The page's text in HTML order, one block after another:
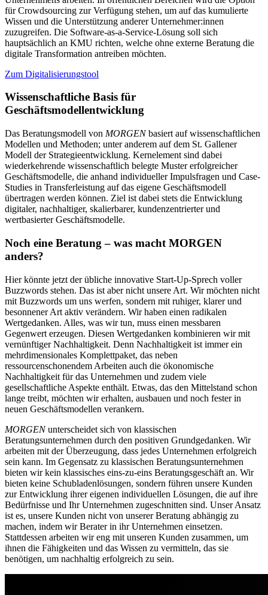
für Crowdsourcing zur Verfügung stehen, um auf das kumulierte
Wissen und die Unterstützung anderer Unternehmer:innen
zuzugreifen. Die Software-as-a-Service-Lösung soll sich
hauptsächlich an KMU richten, welche ohne externe Beratung die
digitale Transformation antreiben möchten.
Zum Digitalisierungstool
Wissenschaftliche Basis für
Geschäftsmodellentwicklung
Das Beratungsmodell von MORGENbasiert auf wissenschaftlichen
Modellen und Methoden; unter anderem auf dem St. Gallener
Modell der Strategieentwicklung. Kernelement sind dabei
wiederkehrende wissenschaftlich belegte Muster erfolgreicher
Geschäftsmodelle, die anhand individueller Impulsfragen und Case-
Studies in Transferleistung auf das eigene Geschäftsmodell
übertragen werden können. Ziel ist dabei stets die Entwicklung
digitaler, nachhaltiger, skalierbarer, kundenzentrierter und
wertbasierter Geschäftsmodelle.
Noch eine Beratung – was macht MORGEN
anders?
Hier könnte jetzt der übliche innovative Start-Up-Sprech voller
Buzzwords stehen. Das ist aber nicht unsere Art. Wir möchten nicht
mit Buzzwords um uns werfen, sondern mit ruhiger, klarer und
besonnener Art aktiv verändern. Wir haben einen radikalen
Wertgedanken. Alles, was wir tun, muss einen messbaren
Gegenwert erzeugen. Diesen Wertgedanken kombinieren wir mit
vernünftiger Nachhaltigkeit. Denn Nachhaltigkeit ist immer ein
mehrdimensionales Komplettpaket, das neben
ressourcenschonendem Arbeiten auch die ökonomische
Nachhaltigkeit für das Unternehmen und zudem viele
gesellschaftliche Aspekte enthält. Etwas, das den Mittelstand schon
lange treibt, möchten wir erhalten, ausbauen und noch fester in
neuen Geschäftsmodellen verankern.
MORGENunterscheidet sich von klassischen
Beratungsunternehmen durch den positiven Grundgedanken. Wir
arbeiten mit der Überzeugung, dass jedes Unternehmen erfolgreich
sein kann. Im Gegensatz zu klassischen Beratungsunternehmen
bieten wir kein klassisches eins-zu-eins Beratungsgeschäft an. Wir
bieten keine Schubladenlösungen, sondern führen unsere Kunden
zur Entwicklung ihrer eigenen individuellen Lösungen, die auf ihre
Bedürfnisse und Ihr Unternehmen zugeschnitten sind. Unser Ansatz
ist es, unsere Kunden nicht von unserer Beratung abhängig zu
machen, indem wir Berater in ihr Unternehmen einsetzen.
Stattdessen arbeiten wir eng mit unseren Kunden zusammen, um
ihnen die Fähigkeiten und das Wissen zu vermitteln, das sie
benötigen, um nachhaltig erfolgreich zu sein.